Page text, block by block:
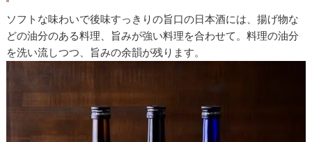
ソフトな味わいで後味すっきりの旨口の日本酒には、揚げ物な
どの油分のある料理、旨みが強い料理を合わせて。料理の油分
を洗い流しつつ、旨みの余韻が残ります。